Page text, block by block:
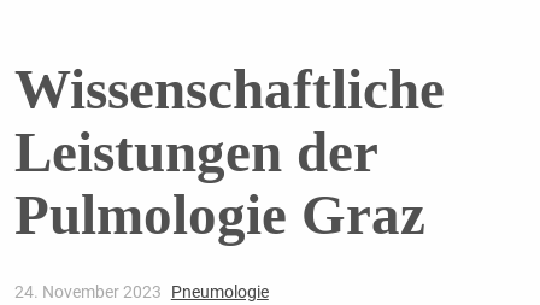
Wissenschaftliche
Leistungen der
Pulmologie Graz
24. November 2023 Pneumologie